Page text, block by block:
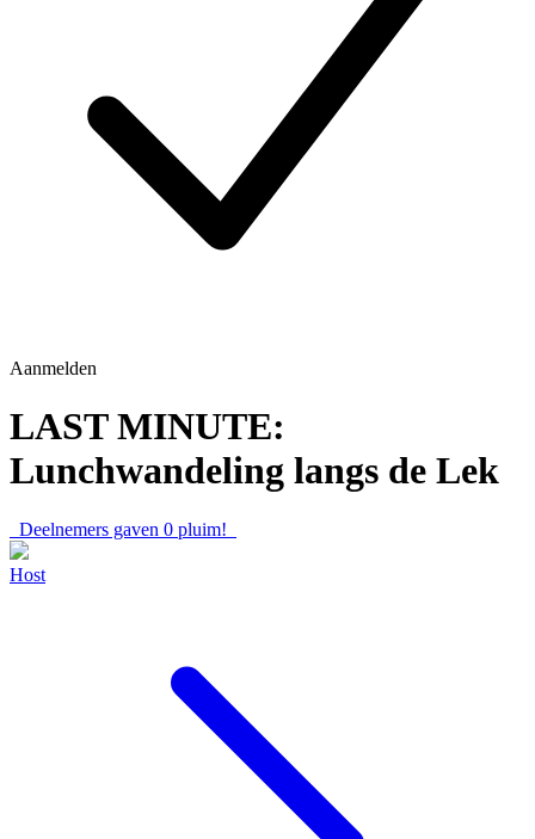
Aanmelden
LAST MINUTE:
Lunchwandeling langs de Lek
Deelnemers gaven 0 pluim!
Host